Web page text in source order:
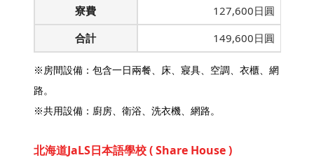
寮費
127,600日圓
合計
149,600日圓
※房間設備：包含一日兩餐、床、寢具、空調、衣櫃、網
路。
※共用設備：廚房、衛浴、洗衣機、網路。
北海道JaLS日本語學校 ( Share House )